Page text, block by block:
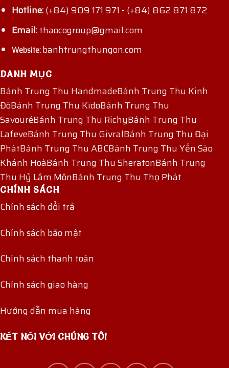
Hotline:(+84) 909 171 971 - (+84) 862 871 872
Email:thaocogroup@gmail.com
Website:banhtrungthungon.com
DANH MỤC
Bánh Trung Thu HandmadeBánh Trung Thu Kinh
ĐôBánh Trung Thu KidoBánh Trung Thu
SavouréBánh Trung Thu RichyBánh Trung Thu
LafeveBánh Trung Thu GivralBánh Trung Thu Đại
PhátBánh Trung Thu ABCBánh Trung Thu Yến Sào
Khánh HoàBánh Trung Thu SheratonBánh Trung
Thu Hỷ Lâm MônBánh Trung Thu Thọ Phát
CHÍNH SÁCH
Chính sách đổi trả
Chính sách bảo mật
Chính sách thanh toán
Chính sách giao hàng
Hướng dẫn mua hàng
KẾT NỐI VỚI CHÚNG TÔI